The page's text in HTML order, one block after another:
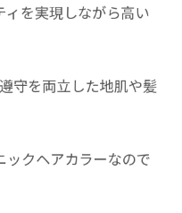
を実現しながら高い
守を両立した地肌や髪
クヘアカラーなので